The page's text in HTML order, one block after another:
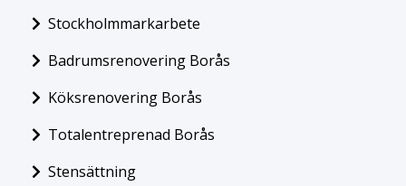
Stockholmmarkarbete
Badrumsrenovering Borås
Köksrenovering Borås
Totalentreprenad Borås
Stensättning